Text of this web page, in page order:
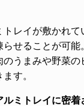
レイが敷かれて
せることが可能
うまみや野菜の
す。
ミトレイに密着